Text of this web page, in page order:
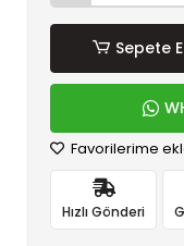
Sepete
Favorilerime
Hızlı Gönderi